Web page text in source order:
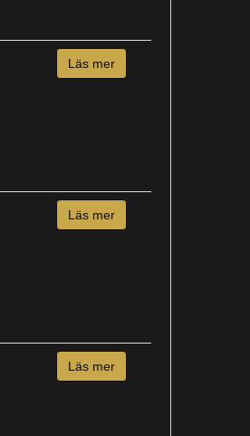
Läs mer
Läs mer
Läs mer